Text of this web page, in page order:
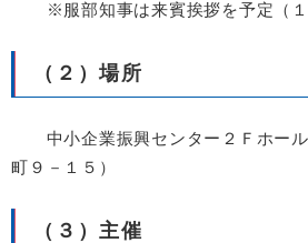
※服部知事は来賓挨拶を予定（１
（２）場所
中小企業振興センター２Ｆホール
町９－１５）
（３）主催